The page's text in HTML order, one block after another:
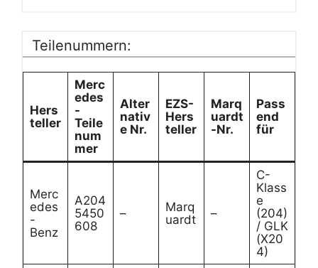
Teilenummern:
Hers
teller
Merc
edes
-
Teile
num
mer
Alter
nativ
e Nr.
EZS-
Hers
teller
Marq
uardt
-Nr.
Pass
end
für
Merc
edes
-
Benz
A204
5450
608
–
Marq
uardt
–
C-
Klass
e
(204)
/ GLK
(X20
4)